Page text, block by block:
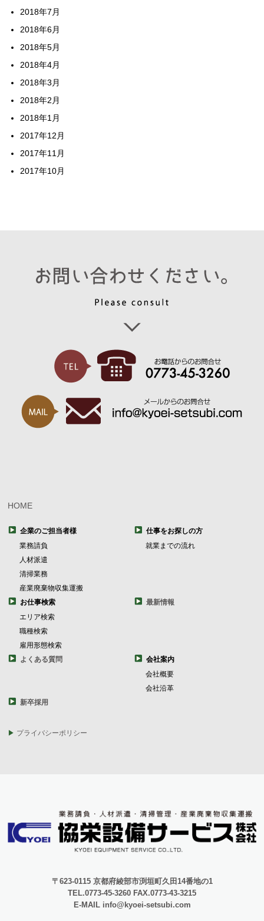
2018年7月
2018年6月
2018年5月
2018年4月
2018年3月
2018年2月
2018年1月
2017年12月
2017年11月
2017年10月
HOME
企業のご担当者様
業務請負
人材派遣
清掃業務
産業廃棄物収集運搬
仕事をお探しの方
就業までの流れ
お仕事検索
エリア検索
職種検索
雇用形態検索
最新情報
よくある質問
会社案内
会社概要
会社沿革
新卒採用
プライバシーポリシー
〒623-0115 京都府綾部市渕垣町久田14番地の1
TEL.0773-45-3260 FAX.0773-43-3215
E-MAIL info@kyoei-setsubi.com